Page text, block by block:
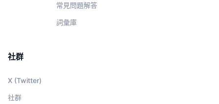
常見問題解答
詞彙庫
社群
X (Twitter)
社群